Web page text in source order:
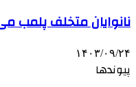
نانوایان متخلف پلمب
۱۴۰۳/۰۹/۲۴
پیوندها